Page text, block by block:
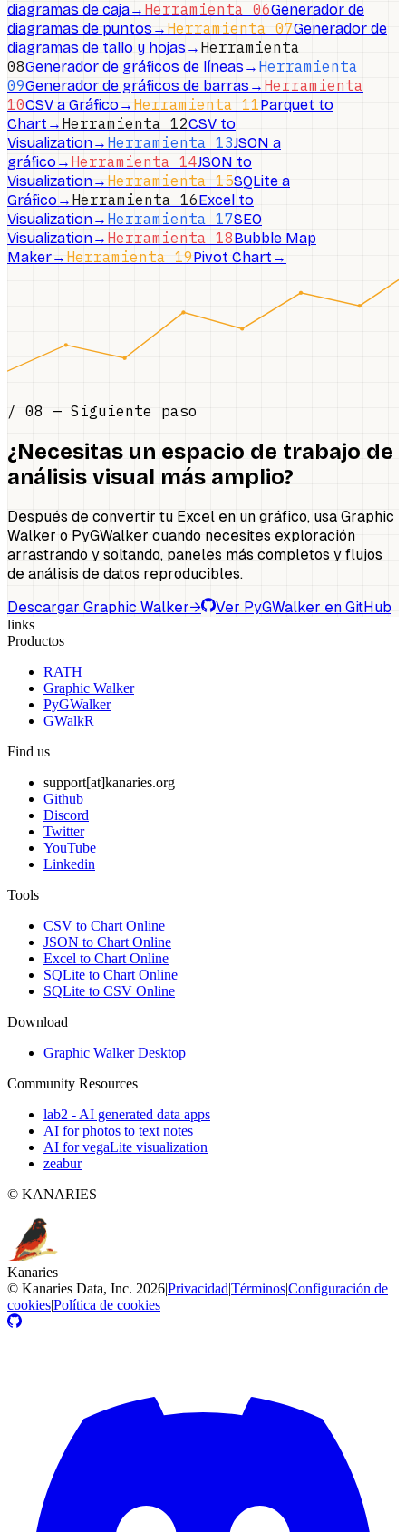
diagramas de caja→ Herramienta 06Generador de
diagramas de puntos → Herramienta 07Generador de
diagramas de tallo y hojas → Herramienta
08Generador de gráficos de líneas → Herramienta
09Generador de gráficos de barras → Herramienta
10CSV a Gráfico→ Herramienta 11Parquet to
Chart → Herramienta 12CSV to
Visualization→ Herramienta 13JSON a
gráfico→ Herramienta 14JSON to
Visualization→ Herramienta 15SQLite a
Gráfico→ Herramienta 16Excel to
Visualization→ Herramienta 17SEO
Visualization→ Herramienta 18Bubble Map
Maker→ Herramienta 19Pivot Chart →
/ 08 — Siguiente paso
¿Necesitas un espacio de trabajo de
análisis visual más amplio?
Después de convertir tu Excel en un gráfico, usa Graphic
Walker o PyGWalker cuando necesites exploración
arrastrando y soltando, paneles más completos y flujos
de análisis de datos reproducibles.
Descargar Graphic Walker→ Ver PyGWalker en GitHub
links
Productos
RATH
Graphic Walker
PyGWalker
GWalkR
Find us
support[at]kanaries.org
Github
Discord
Twitter
YouTube
Linkedin
Tools
CSV to Chart Online
JSON to Chart Online
Excel to Chart Online
SQLite to Chart Online
SQLite to CSV Online
Download
Graphic Walker Desktop
Community Resources
lab2 - AI generated data apps
AI for photos to text notes
AI for vegaLite visualization
zeabur
© KANARIES
Kanaries
© Kanaries Data, Inc. 2026|Privacidad|Términos|Configuración de
cookies|Política de cookies